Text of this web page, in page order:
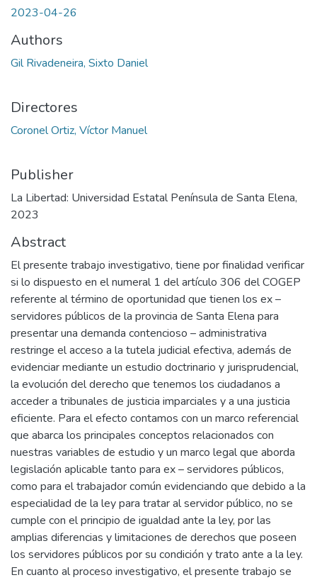
2023-04-26
Authors
Gil Rivadeneira, Sixto Daniel
Directores
Coronel Ortiz, Víctor Manuel
Publisher
La Libertad: Universidad Estatal Península de Santa Elena,
2023
Abstract
El presente trabajo investigativo, tiene por finalidad verificar
si lo dispuesto en el numeral 1 del artículo 306 del COGEP
referente al término de oportunidad que tienen los ex –
servidores públicos de la provincia de Santa Elena para
presentar una demanda contencioso – administrativa
restringe el acceso a la tutela judicial efectiva, además de
evidenciar mediante un estudio doctrinario y jurisprudencial,
la evolución del derecho que tenemos los ciudadanos a
acceder a tribunales de justicia imparciales y a una justicia
eficiente. Para el efecto contamos con un marco referencial
que abarca los principales conceptos relacionados con
nuestras variables de estudio y un marco legal que aborda
legislación aplicable tanto para ex – servidores públicos,
como para el trabajador común evidenciando que debido a la
especialidad de la ley para tratar al servidor público, no se
cumple con el principio de igualdad ante la ley, por las
amplias diferencias y limitaciones de derechos que poseen
los servidores públicos por su condición y trato ante a la ley.
En cuanto al proceso investigativo, el presente trabajo se